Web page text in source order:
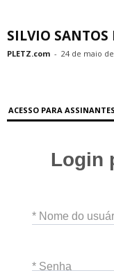
SILVIO SANTOS
PLETZ.com - 24 de maio de
ACESSO PARA ASSINANTES
Login
* Nome do
* Senha